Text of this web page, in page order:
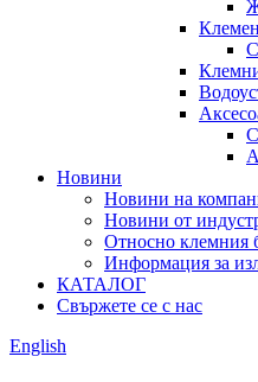
Новини
Новини на
Новини от
Относно клемния
Информация за
КАТАЛОГ
Свържете се с нас
English